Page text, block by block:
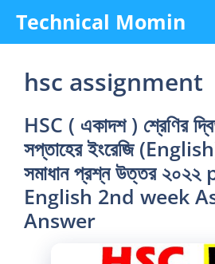
content
Technical Momin
hsc assignment
HSC ( একাদশ ) শ্রেণির
সপ্তাহের ইংরেজি
সমাধান প্রশ্ন উত্তর
English 2nd week
Answer